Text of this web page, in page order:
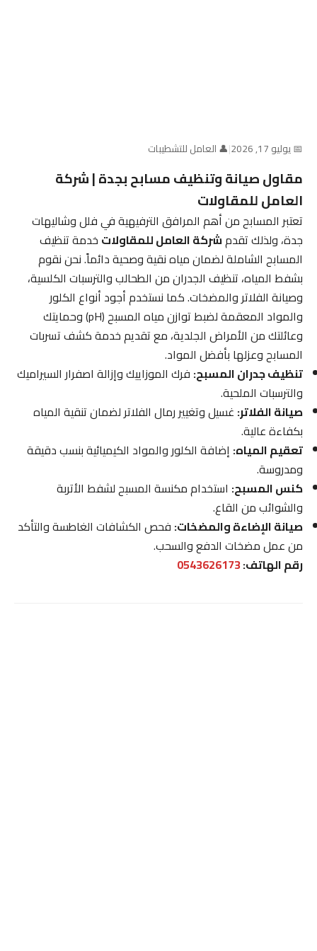
📅 يوليو 17, 2026 |👤 العامل للتشطيبات
مقاول صيانة وتنظيف مسابح بجدة | شركة
العامل للمقاولات
تعتبر المسابح من أهم المرافق الترفيهية في فلل وشاليهات
جدة، ولذلك تقدمشركة العامل للمقاولاتخدمة تنظيف
المسابح الشاملة لضمان مياه نقية وصحية دائماً. نحن نقوم
بشفط المياه، تنظيف الجدران من الطحالب والترسبات الكلسية،
وصيانة الفلاتر والمضخات. كما نستخدم أجود أنواع الكلور
والمواد المعقمة لضبط توازن مياه المسبح (pH) وحمايتك
وعائلتك من الأمراض الجلدية، مع تقديم خدمة كشف تسربات
المسابح وعزلها بأفضل المواد.
تنظيف جدران المسبح:فرك الموزاييك وإزالة اصفرار السيراميك
والترسبات الملحية.
صيانة الفلاتر:غسيل وتغيير رمال الفلاتر لضمان تنقية المياه
بكفاءة عالية.
تعقيم المياه:إضافة الكلور والمواد الكيميائية بنسب دقيقة
ومدروسة.
كنس المسبح:استخدام مكنسة المسبح لشفط الأتربة
والشوائب من القاع.
صيانة الإضاءة والمضخات:فحص الكشافات الغاطسة والتأكد
من عمل مضخات الدفع والسحب.
رقم الهاتف:0543626173